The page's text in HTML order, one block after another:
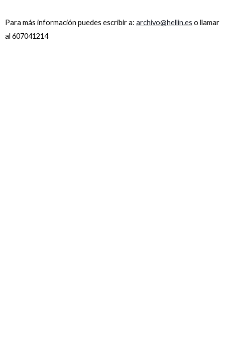
Para más información puedes escribir a: archivo@hellin.es o llamar
al 607041214